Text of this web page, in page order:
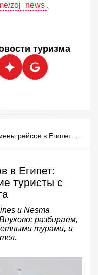
zoj_news .
туризма
Жуткие отмены рейсов в Египет: пострадали российские туристы с вылетами 8 и 9 августа
в Египет:
туристы с
и Nesma
разбираем,
турами, и